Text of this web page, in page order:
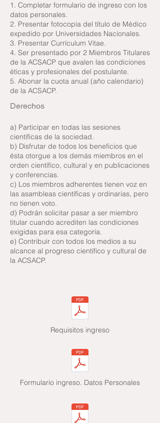
1. Completar formulario de ingreso con los
datos personales.
2. Presentar fotocopia del título de Médico
expedido por Universidades Nacionales.
3. Presentar Currículum Vitae.
4. Ser presentado por 2 Miembros Titulares
de la ACSACP que avalen las condiciones
éticas y profesionales del postulante.
5. Abonar la cuota anual (año calendario)
de la ACSACP.
Derechos
a) Participar en todas las sesiones
científicas de la sociedad.
b) Disfrutar de todos los beneficios que
ésta otorgue a los demás miembros en el
orden científico, cultural y en publicaciones
y conferencias.
c) Los miembros adherentes tienen voz en
las asambleas científicas y ordinarias, pero
no tienen voto.
d) Podrán solicitar pasar a ser miembro
titular cuando acrediten las condiciones
exigidas para esa categoría.
e) Contribuir con todos los medios a su
alcance al progreso científico y cultural de
la ACSACP.
Requisitos ingreso
Formulario ingreso. Datos Personales